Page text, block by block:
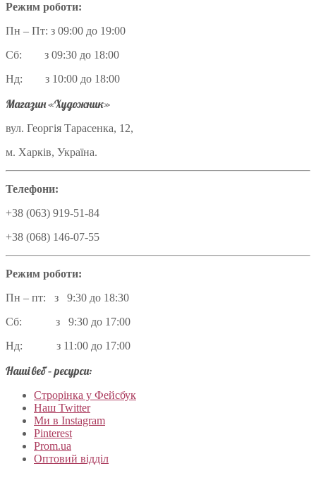
Режим роботи:
Пн – Пт: з 09:00 до 19:00
Сб: з 09:30 до 18:00
Нд: з 10:00 до 18:00
Магазин «Художник»
вул. Георгія Тарасенка, 12,
м. Харків, Україна.
Телефони:
+38 (063) 919-51-84
+38 (068) 146-07-55
Режим роботи:
Пн – пт: з 9:30 до 18:30
Сб: з 9:30 до 17:00
Нд: з 11:00 до 17:00
Наші веб – ресурси:
Строрінка у Фейсбук
Наш Twitter
Ми в Instagram
Pinterest
Prom.ua
Оптовий відділ